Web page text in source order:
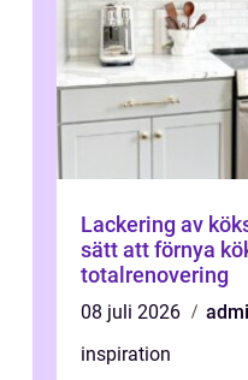
Lackering av
sätt att förnya
totalrenovering
08 juli 2026
inspiration